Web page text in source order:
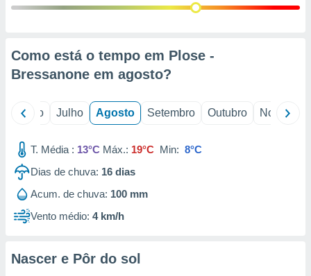
Como está o tempo em Plose -
Bressanone em agosto?
Junho Julho Agosto Setembro Outubro Novembro
T. Média : 13°C Máx.: 19°C Min: 8°C
Dias de chuva: 16 dias
Acum. de chuva: 100 mm
Vento médio: 4 km/h
Nascer e Pôr do sol